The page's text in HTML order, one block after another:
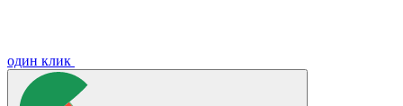
один клик